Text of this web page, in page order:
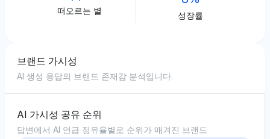
떠오르는 별 성장률
브랜드 가시성
AI 생성 응답의 브랜드 존재감 분석입니다.
AI 가시성 공유 순위
답변에서 AI 언급 점유율별로 순위가 매겨진 브랜드